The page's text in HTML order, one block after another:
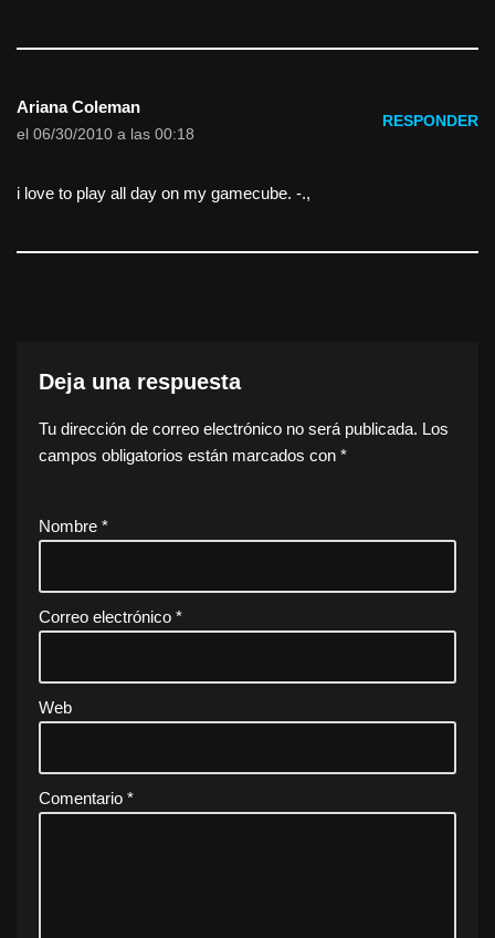
Ariana Coleman
el 06/30/2010 a las 00:18
RESPONDER
i love to play all day on my gamecube. -.,
Deja una respuesta
Tu dirección de correo electrónico no será publicada. Los
campos obligatorios están marcados con *
Nombre *
Correo electrónico *
Web
Comentario *